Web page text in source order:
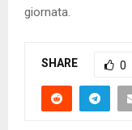
giornata.
SHARE 0